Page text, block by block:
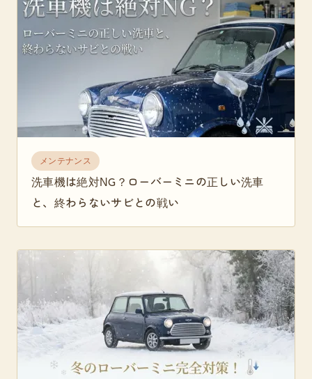
メンテナンス
洗車機は絶対NG？ローバーミニの正しい洗車
と、終わらないサビとの戦い